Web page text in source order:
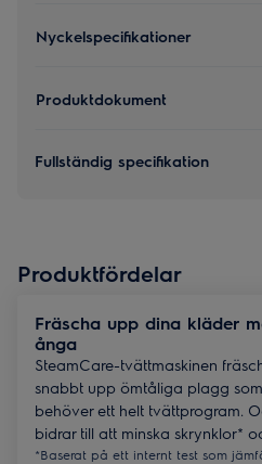
Nyckelspecifikationer
Produktdokument
Fullständig specifikation
Produktfördelar
Fräscha upp dina kläder
ånga
SteamCare-tvättmaskinen
snabbt upp ömtåliga plagg
behöver ett helt tvättprogram.
bidrar till att minska skrynklor*
*Baserat på ett internt test som